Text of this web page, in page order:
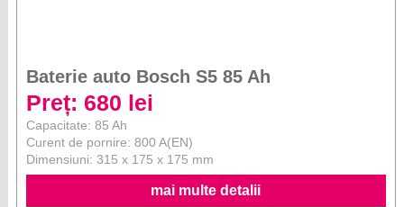
Baterie auto Bosch S5 85 Ah
Preț: 680 lei
Capacitate: 85 Ah
Curent de pornire: 800 A(EN)
Dimensiuni: 315 x 175 x 175 mm
mai multe detalii